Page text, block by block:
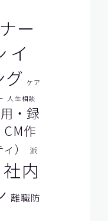
ー
イ
グ ケア
人生相談
・録
作
） 派
社内
離職防